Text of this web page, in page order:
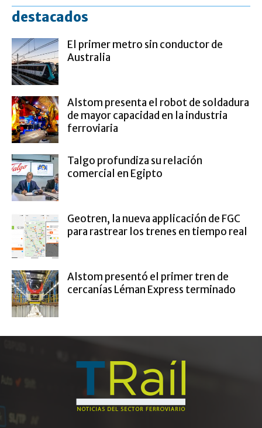
destacados
El primer metro sin conductor de
Australia
Alstom presenta el robot de soldadura
de mayor capacidad en la industria
ferroviaria
Talgo profundiza su relación
comercial en Egipto
Geotren, la nueva applicación de FGC
para rastrear los trenes en tiempo real
Alstom presentó el primer tren de
cercanías Léman Express terminado